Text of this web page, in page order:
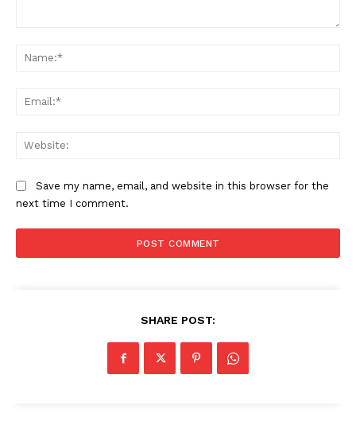
Save my name, email, and website in this browser for the
next time I comment.
SHARE POST: